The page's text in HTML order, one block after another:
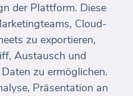
der Plattform. Diese
Cloud-
zu exportieren,
Austausch und
zu ermöglichen.
Präsentation an